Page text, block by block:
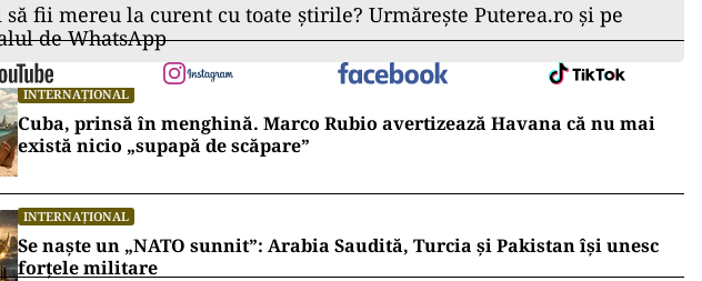
să fii mereu la curent cu toate știrile? Urmărește Puterea.ro și pe
de WhatsApp
INTERNAȚIONAL
Cuba, prinsă în menghină. Marco Rubio avertizează Havana că nu mai
există nicio „supapă de scăpare”
INTERNAȚIONAL
Se naște un „NATO sunnit”: Arabia Saudită, Turcia și Pakistan își unesc
forțele militare